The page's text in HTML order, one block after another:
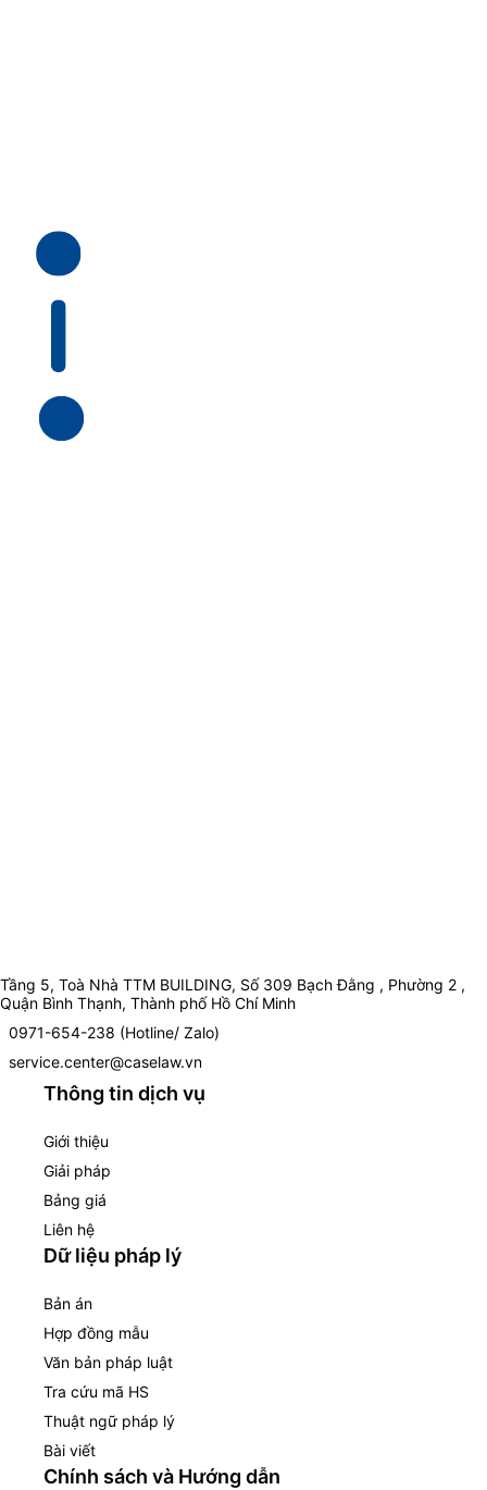
Tầng 5, Toà Nhà TTM BUILDING, Số 309 Bạch Đằng , Phường 2 ,
Quận Bình Thạnh, Thành phố Hồ Chí Minh
0971-654-238 (Hotline/ Zalo)
service.center@caselaw.vn
Thông tin dịch vụ
Giới thiệu
Giải pháp
Bảng giá
Liên hệ
Dữ liệu pháp lý
Bản án
Hợp đồng mẫu
Văn bản pháp luật
Tra cứu mã HS
Thuật ngữ pháp lý
Bài viết
Chính sách và Hướng dẫn